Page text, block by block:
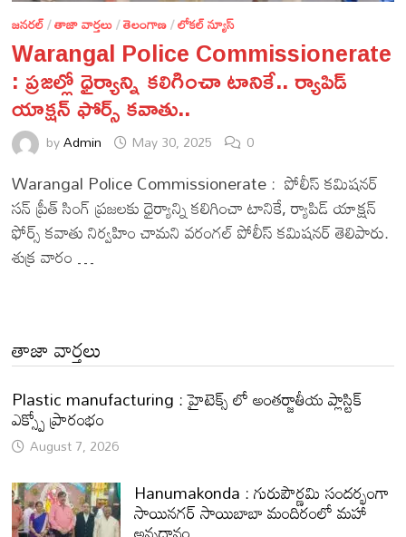
జనరల్/తాజా వార్తలు/తెలంగాణ/లోకల్ న్యూస్
Warangal Police Commissionerate
: ప్రజల్లో ధైర్యాన్ని కలిగించా టానికే.. ర్యాపిడ్
యాక్షన్ ఫోర్స్ కవాతు..
byAdmin May 30, 2025 0
Warangal Police Commissionerate : పోలీస్ కమిషనర్
సన్ ప్రీత్ సింగ్ ప్రజలకు ధైర్యాన్ని కలిగించా టానికే, ర్యాపిడ్ యాక్షన్
ఫోర్స్ కవాతు నిర్వహిం చామని వరంగల్ పోలీస్ కమిషనర్ తెలిపారు.
శుక్ర వారం …
తాజా వార్తలు
Plastic manufacturing : హైటెక్స్ లో అంతర్జాతీయ ప్లాస్టిక్
ఎక్స్పో ప్రారంభం
August 7, 2026
Hanumakonda : గురుపౌర్ణమి సందర్భంగా
సాయినగర్‌ సాయిబాబా మందిరంలో మహా